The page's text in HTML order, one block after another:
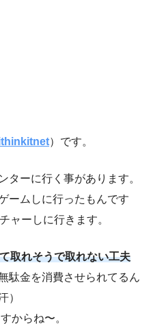
）です。
ターに行く事があります。
ームしに行ったもんです
ャーしに行きます。
取れそうで取れない工夫
駄金を消費させられてるん
）
からね〜。